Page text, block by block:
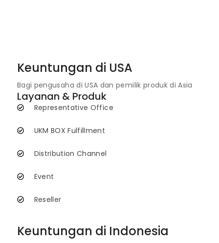
Keuntungan di USA
Bagi pengusaha di USA dan pemilik produk di Asia
Layanan & Produk
Representative Office
UKM BOX Fulfillment
Distribution Channel
Event
Reseller
Keuntungan di Indonesia